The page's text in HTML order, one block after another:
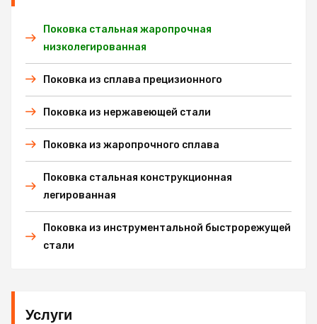
Поковка стальная жаропрочная
низколегированная
Поковка из сплава прецизионного
Поковка из нержавеющей стали
Поковка из жаропрочного сплава
Поковка стальная конструкционная
легированная
Поковка из инструментальной быстрорежущей
стали
Услуги